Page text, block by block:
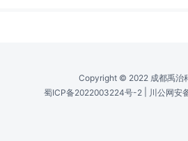
Copyright © 2022 成都禹治
蜀ICP备2022003224号-2
川公网安